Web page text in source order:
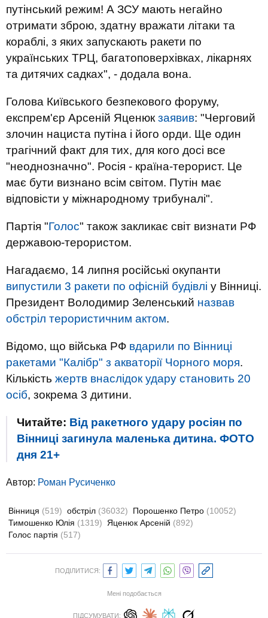
путінський режим! А ЗСУ мають негайно
отримати зброю, здатну вражати літаки та
кораблі, з яких запускають ракети по
українських ТРЦ, багатоповерхівках, лікарнях
та дитячих садках", - додала вона.
Голова Київського безпекового форуму,
експрем'єр Арсеній Яценюк заявив: "Черговий
злочин нациста путіна і його орди. Ще один
трагічний факт для тих, для кого досі все
"неоднозначно". Росія - країна-терорист. Це
має бути визнано всім світом. Путін має
відповісти у міжнародному трибуналі".
Партія "Голос" також закликає світ визнати РФ
державою-терористом.
Нагадаємо, 14 липня російські окупанти
випустили 3 ракети по офісній будівлі у Вінниці.
Президент Володимир Зеленський назвав
обстріл терористичним актом.
Відомо, що війська РФ вдарили по Вінниці
ракетами "Калібр" з акваторії Чорного моря.
Кількість жертв внаслідок удару становить 20
осіб, зокрема 3 дитини.
Читайте: Від ракетного удару росіян по
Вінниці загинула маленька дитина. ФОТО
дня 21+
Автор: Роман Русиченко
Вінниця (519) обстріл (36032) Порошенко Петро (10052)
Тимошенко Юлія (1319) Яценюк Арсеній (892)
Голос партія (517)
ПОДІЛИТИСЯ:
Мені подобається
ПІДСУМУВАТИ: